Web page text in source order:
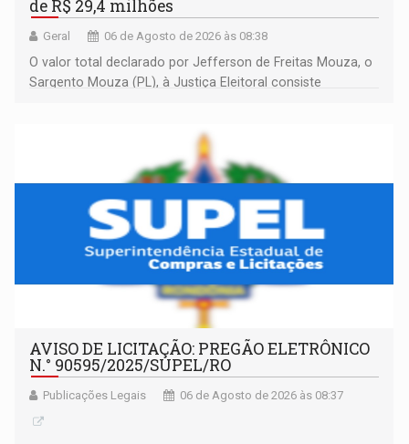
de R$ 29,4 milhões
Geral 06 de Agosto de 2026 às 08:38
O valor total declarado por Jefferson de Freitas Mouza, o
Sargento Mouza (PL), à Justiça Eleitoral consiste
AVISO DE LICITAÇÃO: PREGÃO ELETRÔNICO
N.° 90595/2025/SUPEL/RO
Publicações Legais 06 de Agosto de 2026 às 08:37